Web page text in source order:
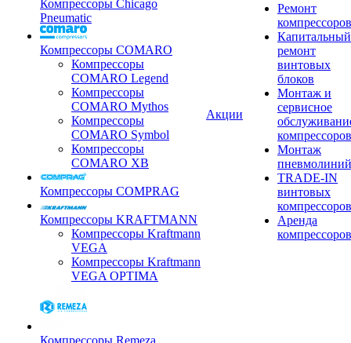
Компрессоры Chicago
Pneumatic
Компрессоры COMARO
Компрессоры
COMARO Legend
Компрессоры
COMARO Mythos
Компрессоры
COMARO Symbol
Компрессоры
COMARO XB
Компрессоры COMPRAG
Компрессоры KRAFTMANN
Компрессоры Kraftmann
VEGA
Компрессоры Kraftmann
VEGA OPTIMA
Компрессоры Remeza
Акции
Ремонт
компрессоров
Капитальный
ремонт
винтовых
блоков
Монтаж и
сервисное
компрессоров
Монтаж
пневмолиний
TRADE-IN
винтовых
компрессоров
Аренда
компрессоров